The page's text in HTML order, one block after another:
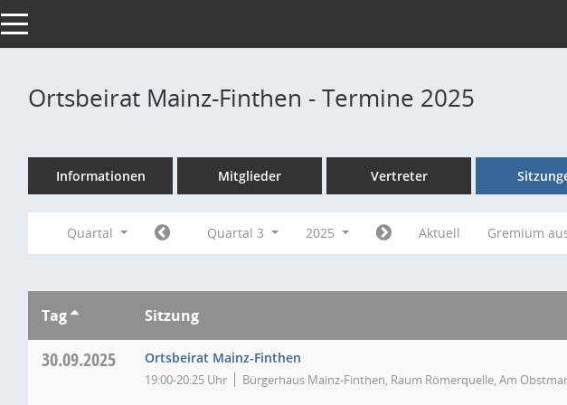
Toggle navigation
Ortsbeirat Mainz-Finthen - Termine 2025
Informationen Mitglieder Vertreter
Quartal Quartal 3 2025 Aktuell Gremium
Tag Sitzung
30.09.2025 Ortsbeirat Mainz-Finthen
19:00-20:25 Uhr Bürgerhaus Mainz-Finthen, Raum Römerquelle, Am